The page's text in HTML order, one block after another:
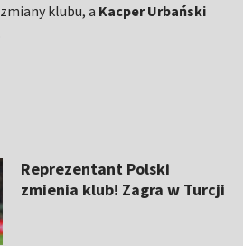
klubu, a Kacper Urbański
Reprezentant Polski
zmienia klub! Zagra w Turcji